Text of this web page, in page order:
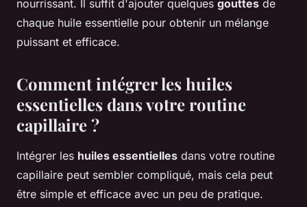
nourrissant. Il suffit d'ajouter quelques gouttes de
chaque huile essentielle pour obtenir un mélange
puissant et efficace.
Comment intégrer les huiles
essentielles dans votre routine
capillaire ?
Intégrer les huiles essentielles dans votre routine
capillaire peut sembler compliqué, mais cela peut
être simple et efficace avec un peu de pratique.